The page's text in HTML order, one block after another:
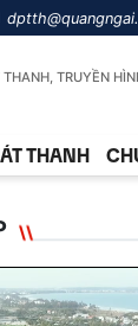
TRUYỀN
THANH